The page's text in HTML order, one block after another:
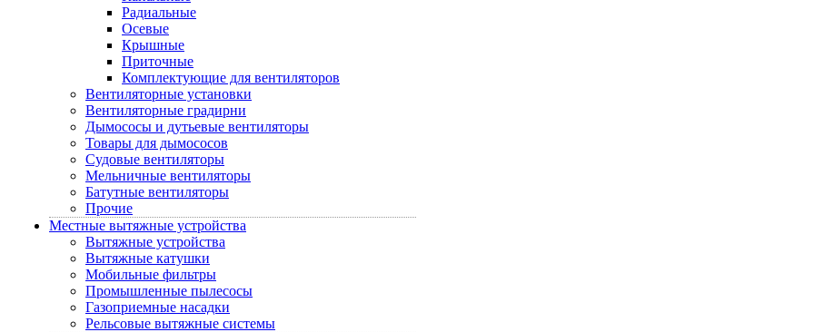
Радиальные
Осевые
Крышные
Приточные
Комплектующие для вентиляторов
Вентиляторные установки
Вентиляторные градирни
Дымососы и дутьевые вентиляторы
Товары для дымососов
Судовые вентиляторы
Мельничные вентиляторы
Батутные вентиляторы
Прочие
Местные вытяжные устройства
Вытяжные устройства
Вытяжные катушки
Мобильные фильтры
Промышленные пылесосы
Газоприемные насадки
Рельсовые вытяжные системы